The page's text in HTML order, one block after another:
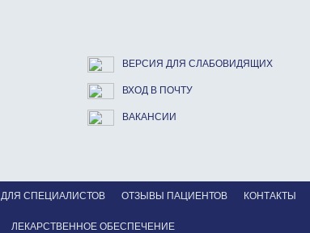
ДЛЯ СПЕЦИАЛИСТОВ ОТЗЫВЫ ПАЦИЕНТОВ КОНТАКТЫ
ЛЕКАРСТВЕННОЕ ОБЕСПЕЧЕНИЕ
ВЕРСИЯ ДЛЯ СЛАБОВИДЯЩИХ
ВХОД В ПОЧТУ
ВАКАНСИИ